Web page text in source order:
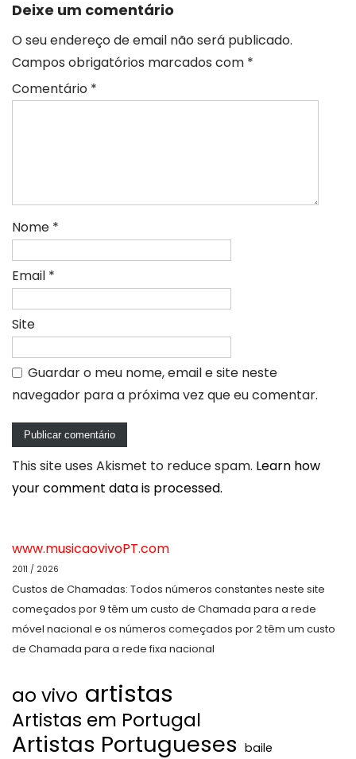
Deixe um comentário
O seu endereço de email não será publicado.
Campos obrigatórios marcados com *
Comentário *
Nome *
Email *
Site
Guardar o meu nome, email e site neste
navegador para a próxima vez que eu comentar.
This site uses Akismet to reduce spam. Learn how
your comment data is processed.
www.musicaovivoPT.com
2011 / 2026
Custos de Chamadas: Todos números constantes neste site
começados por 9 têm um custo de Chamada para a rede
móvel nacional e os números começados por 2 têm um custo
de Chamada para a rede fixa nacional
ao vivo artistas
Artistas em Portugal
Artistas Portugueses baile